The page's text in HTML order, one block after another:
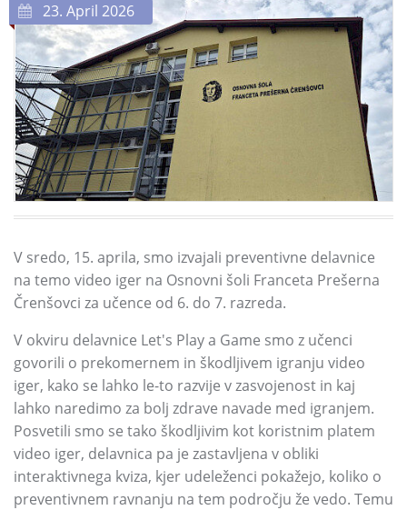
23. April 2026
V sredo, 15. aprila, smo izvajali preventivne delavnice
na temo video iger na Osnovni šoli Franceta Prešerna
Črenšovci za učence od 6. do 7. razreda.
V okviru delavnice Let's Play a Game smo z učenci
govorili o prekomernem in škodljivem igranju video
iger, kako se lahko le-to razvije v zasvojenost in kaj
lahko naredimo za bolj zdrave navade med igranjem.
Posvetili smo se tako škodljivim kot koristnim platem
video iger, delavnica pa je zastavljena v obliki
interaktivnega kviza, kjer udeleženci pokažejo, koliko o
preventivnem ravnanju na tem področju že vedo. Temu